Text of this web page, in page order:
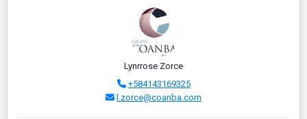
Lynrrose Zorce
+584143169325
l.zorce@coanba.com